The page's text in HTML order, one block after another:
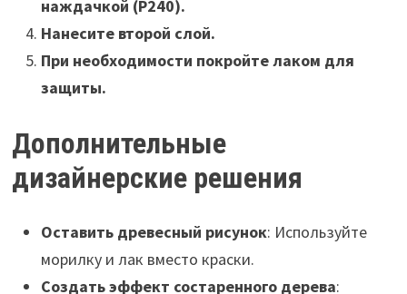
наждачкой (P240).
Нанесите второй слой.
При необходимости покройте лаком для
защиты.
Дополнительные
дизайнерские решения
Оставить древесный рисунок: Используйте
морилку и лак вместо краски.
Создать эффект состаренного дерева: